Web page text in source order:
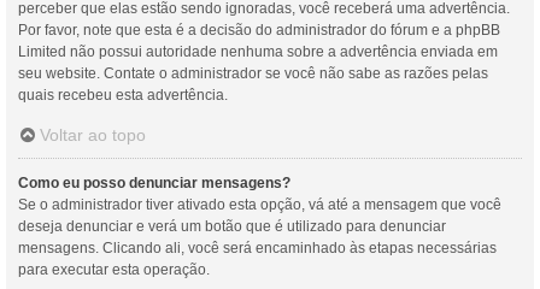
perceber que elas estão sendo ignoradas, você receberá uma advertência.
Por favor, note que esta é a decisão do administrador do fórum e a phpBB
Limited não possui autoridade nenhuma sobre a advertência enviada em
seu website. Contate o administrador se você não sabe as razões pelas
quais recebeu esta advertência.
Voltar ao topo
Como eu posso denunciar mensagens?
Se o administrador tiver ativado esta opção, vá até a mensagem que você
deseja denunciar e verá um botão que é utilizado para denunciar
mensagens. Clicando ali, você será encaminhado às etapas necessárias
para executar esta operação.